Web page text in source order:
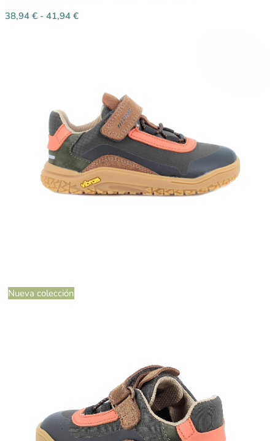
38,94 € - 41,94 €
Nueva colección